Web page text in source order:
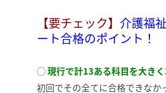
【要チェック】 介護福
ート合格のポイント！
◯現行で計13ある科目を大きく
初回でその全てに合格できなか